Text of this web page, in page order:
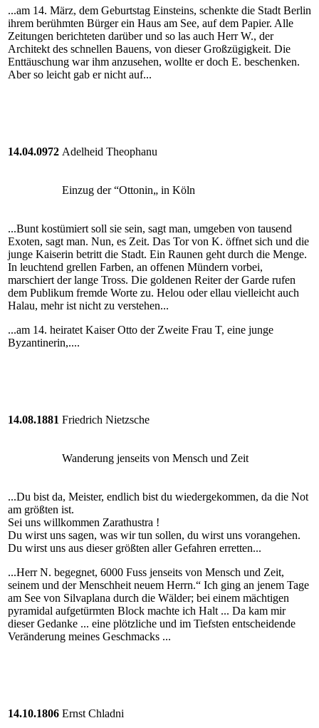
...am 14. März, dem Geburtstag Einsteins, schenkte die Stadt Berlin
ihrem berühmten Bürger ein Haus am See, auf dem Papier. Alle
Zeitungen berichteten darüber und so las auch Herr W., der
Architekt des schnellen Bauens, von dieser Großzügigkeit. Die
Enttäuschung war ihm anzusehen, wollte er doch E. beschenken.
Aber so leicht gab er nicht auf...
14.04.0972 Adelheid Theophanu
Einzug der “Ottonin„ in Köln
...Bunt kostümiert soll sie sein, sagt man, umgeben von tausend
Exoten, sagt man. Nun, es Zeit. Das Tor von K. öffnet sich und die
junge Kaiserin betritt die Stadt. Ein Raunen geht durch die Menge.
In leuchtend grellen Farben, an offenen Mündern vorbei,
marschiert der lange Tross. Die goldenen Reiter der Garde rufen
dem Publikum fremde Worte zu. Helou oder ellau vielleicht auch
Halau, mehr ist nicht zu verstehen...
...am 14. heiratet Kaiser Otto der Zweite Frau T, eine junge
Byzantinerin,....
14.08.1881 Friedrich Nietzsche
Wanderung jenseits von Mensch und Zeit
...Du bist da, Meister, endlich bist du wiedergekommen, da die Not
am größten ist.
Sei uns willkommen Zarathustra !
Du wirst uns sagen, was wir tun sollen, du wirst uns vorangehen.
Du wirst uns aus dieser größten aller Gefahren erretten...
...Herr N. begegnet, 6000 Fuss jenseits von Mensch und Zeit,
seinem und der Menschheit neuem Herrn.“ Ich ging an jenem Tage
am See von Silvaplana durch die Wälder; bei einem mächtigen
pyramidal aufgetürmten Block machte ich Halt ... Da kam mir
dieser Gedanke ... eine plötzliche und im Tiefsten entscheidende
Veränderung meines Geschmacks ...
14.10.1806 Ernst Chladni